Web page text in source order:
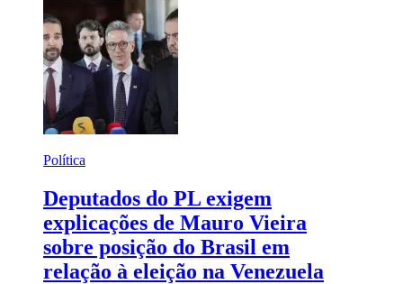
Política
Deputados do PL exigem
explicações de Mauro Vieira
sobre posição do Brasil em
relação à eleição na Venezuela